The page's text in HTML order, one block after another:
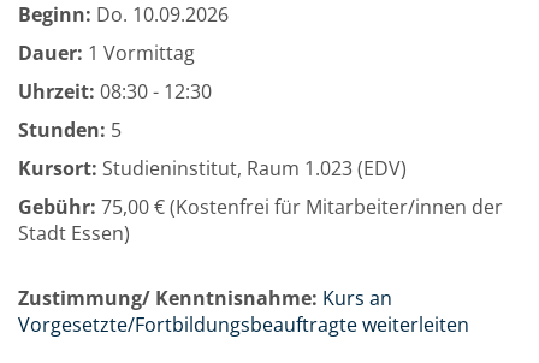
Beginn: Do. 10.09.2026
Dauer: 1 Vormittag
Uhrzeit: 08:30 - 12:30
Stunden: 5
Kursort: Studieninstitut, Raum 1.023 (EDV)
Gebühr: 75,00 € (Kostenfrei für Mitarbeiter/innen der
Stadt Essen)
Zustimmung/ Kenntnisnahme: Kurs an
Vorgesetzte/Fortbildungsbeauftragte weiterleiten